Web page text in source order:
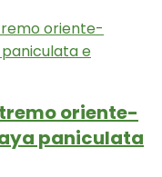
oriente-
paniculata